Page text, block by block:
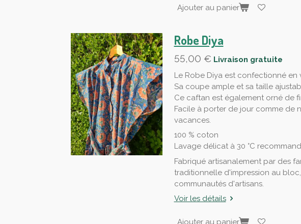
Ajouter au panier
Robe Diya
55,00 € Livraison gratuite
Le Robe Diya est confectionné
Sa coupe ample et sa taille
Ce caftan est également orné de
Facile à porter de jour comme de
vacances.
100 % coton
Lavage délicat à 30 °C
Fabriqué artisanalement par des
traditionnelle d'impression au
communautés d'artisans.
Voir les détails
Ajouter au panier